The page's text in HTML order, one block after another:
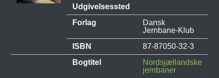
Udgivelsessted
Forlag
Dansk
Jernbane-Klub
ISBN
87-87050-32-3
Bogtitel
Nordsjællandske
jernbaner